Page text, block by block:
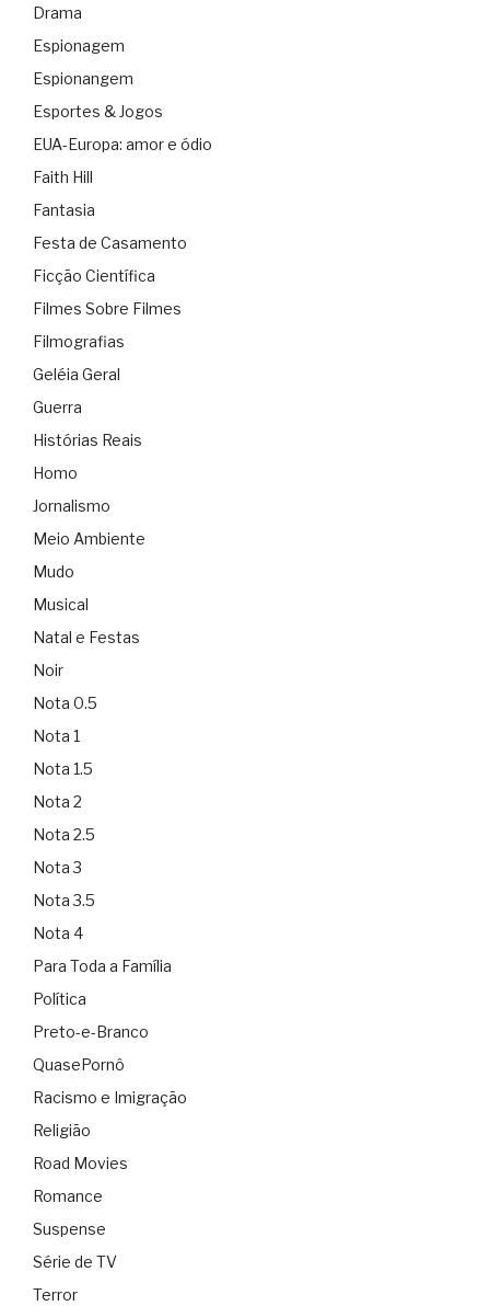
Drama
Espionagem
Espionangem
Esportes & Jogos
EUA-Europa: amor e ódio
Faith Hill
Fantasia
Festa de Casamento
Ficção Científica
Filmes Sobre Filmes
Filmografias
Geléia Geral
Guerra
Histórias Reais
Homo
Jornalismo
Meio Ambiente
Mudo
Musical
Natal e Festas
Noir
Nota 0.5
Nota 1
Nota 1.5
Nota 2
Nota 2.5
Nota 3
Nota 3.5
Nota 4
Para Toda a Família
Política
Preto-e-Branco
QuasePornô
Racismo e Imigração
Religião
Road Movies
Romance
Suspense
Série de TV
Terror